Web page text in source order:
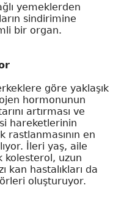
yemeklerden
sindirimine
bir organ.
göre yaklaşık
hormonunun
artırması ve
hareketlerinin
rastlanmasının en
İleri yaş, aile
kolesterol, uzun
kan hastalıkları da
oluşturuyor.